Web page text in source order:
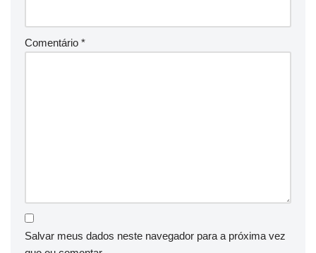
Comentário *
Salvar meus dados neste navegador para a próxima vez